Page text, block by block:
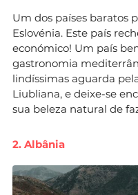
Um dos países baratos
Eslovénia. Este país
económico! Um país
gastronomia
lindíssimas aguarda
Liubliana, e deixe-se
sua beleza natural de
2. Albânia